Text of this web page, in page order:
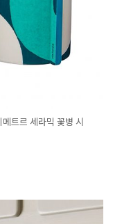
트르 세라믹 꽃병 시